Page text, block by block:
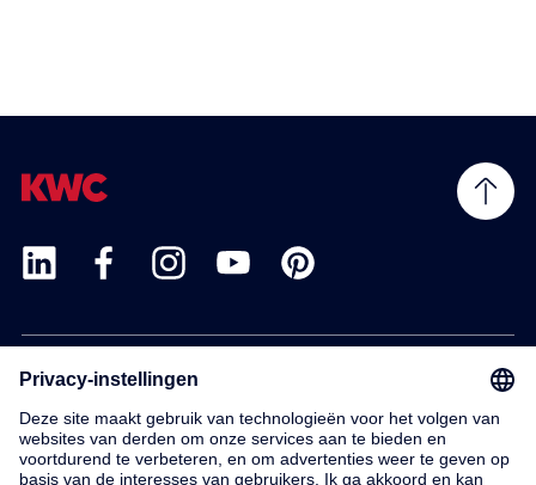
Service